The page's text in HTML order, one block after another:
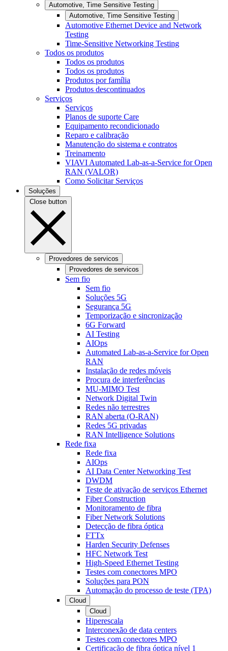
Automotive, Time Sensitive Testing
Automotive, Time Sensitive Testing
Automotive Ethernet Device and Network
Testing
Time-Sensitive Networking Testing
Todos os produtos
Todos os produtos
Todos os produtos
Produtos por família
Produtos descontinuados
Serviços
Serviços
Planos de suporte Care
Equipamento recondicionado
Reparo e calibração
Manutenção do sistema e contratos
Treinamento
VIAVI Automated Lab-as-a-Service for Open
RAN (VALOR)
Como Solicitar Serviços
Soluções
Close button
Provedores de servicos
Provedores de servicos
Sem fio
Sem fio
Soluções 5G
Segurança 5G
Temporização e sincronização
6G Forward
AI Testing
AIOps
Automated Lab-as-a-Service for Open
RAN
Instalação de redes móveis
Procura de interferências
MU-MIMO Test
Network Digital Twin
Redes não terrestres
RAN aberta (O-RAN)
Redes 5G privadas
RAN Intelligence Solutions
Rede fixa
Rede fixa
AIOps
AI Data Center Networking Test
DWDM
Teste de ativação de serviços Ethernet
Fiber Construction
Monitoramento de fibra
Fiber Network Solutions
Detecção de fibra óptica
FTTx
Harden Security Defenses
HFC Network Test
High-Speed Ethernet Testing
Testes com conectores MPO
Soluções para PON
Automação do processo de teste (TPA)
Cloud
Cloud
Hiperescala
Interconexão de data centers
Testes com conectores MPO
Certificação de fibra óptica nível 1